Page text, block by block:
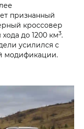
признанный
кроссовер
до 1200 км3.
усилился с
модификации.